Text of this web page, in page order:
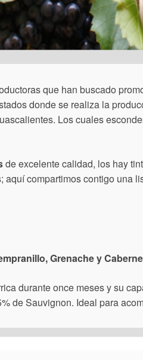
que han buscado
donde se realiza la
Los cuales
de excelente calidad, los hay
aquí compartimos contigo una
Grenache y
durante once meses y su
de Sauvignon. Ideal para